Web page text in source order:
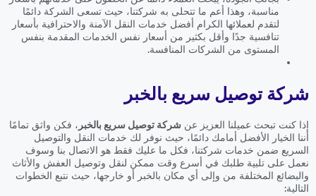
مناسبة، وهذا أعم ما تتحلى به شركتنا، حيث تسعى الشركة دائمًا
لتقدم لعملائها الكرام أفضل خدمات النقل الآمنة والاحترافية بأسعار
تنافسية جدًا وأقل بكثير من أسعار نفس الخدمات المقدمة بنفس
المستوى من الشركات المنافسة.
شركة توصيل سريع بالخبر
إذا كنت تبحث عميلنا العزيز عن شركة توصيل سريع بالخبر ، فكن واثق تمامًا
أننا الخيار الأفضل أمامك دائمًا، حيث نوفر لك خدمات النقل والتوصيل
السريع ضمن خدمات شركتنا، فكل ما عليك فقط هو الاتصال بنا وسوف
نعمل على تلبية طلبك في أسرع وقت ممكن لنقل وتوصيل العفش والأثاث
والبضائع المختلفة من وإلى أي مكان بالخبر أو خارجها، حيث نتبع الخطوات
التالية: